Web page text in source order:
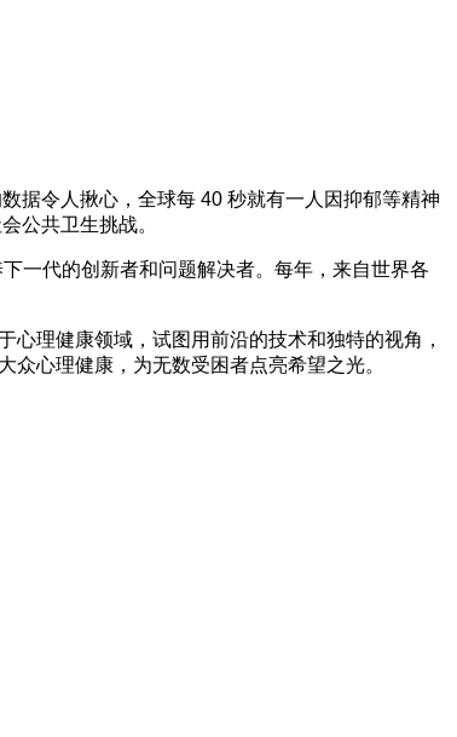
据令人揪心，全球每 40 秒就有一人因抑郁等精神
公共卫生挑战。
一代的创新者和问题解决者。每年，来自世界各
理健康领域，试图用前沿的技术和独特的视角，
心理健康，为无数受困者点亮希望之光。